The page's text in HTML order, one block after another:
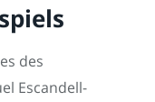
des
Escandell-